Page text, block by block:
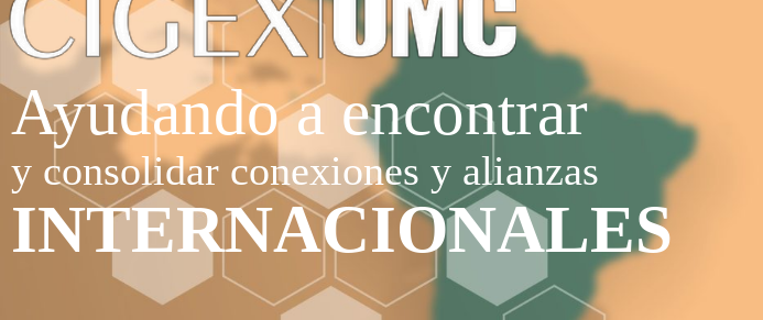
Ayudando a encontrar
y consolidar conexiones y alianzas
INTERNACIONALES